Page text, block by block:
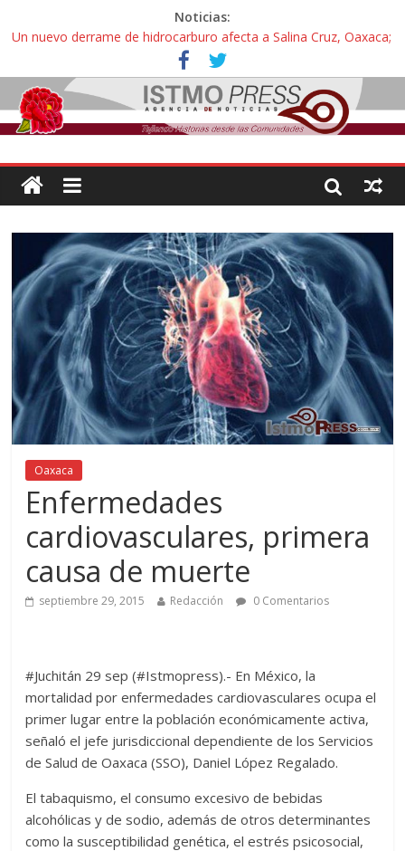
Noticias:
Un nuevo derrame de hidrocarburo afecta a Salina Cruz, Oaxaca;
ahora pescadores de Salinas del Marqués denuncian daños de
Pemex
Ángel, el joven autista expulsado por la Universidad Bienestar de
Ixtepec, Oaxaca vuelve a las aulas tras amparo
Familiares de periodista Alejandro Leyva se reúnen con titular de
intelectuales de su asesinato
Alertan pescadores de Juchitán, Oaxaca de nuevo despojo de su
Pescadores y comuneros ikoots detienen la extracción ilegal de
material pétreo de gravera Oyamel
Oaxaca
Enfermedades
cardiovasculares, primera
causa de muerte
septiembre 29, 2015 Redacción 0 Comentarios
#Juchitán 29 sep (#Istmopress).- En México, la
mortalidad por enfermedades cardiovasculares ocupa el
primer lugar entre la población económicamente activa,
señaló el jefe jurisdiccional dependiente de los Servicios
de Salud de Oaxaca (SSO), Daniel López Regalado.
El tabaquismo, el consumo excesivo de bebidas
alcohólicas y de sodio, además de otros determinantes
como la susceptibilidad genética, el estrés psicosocial,